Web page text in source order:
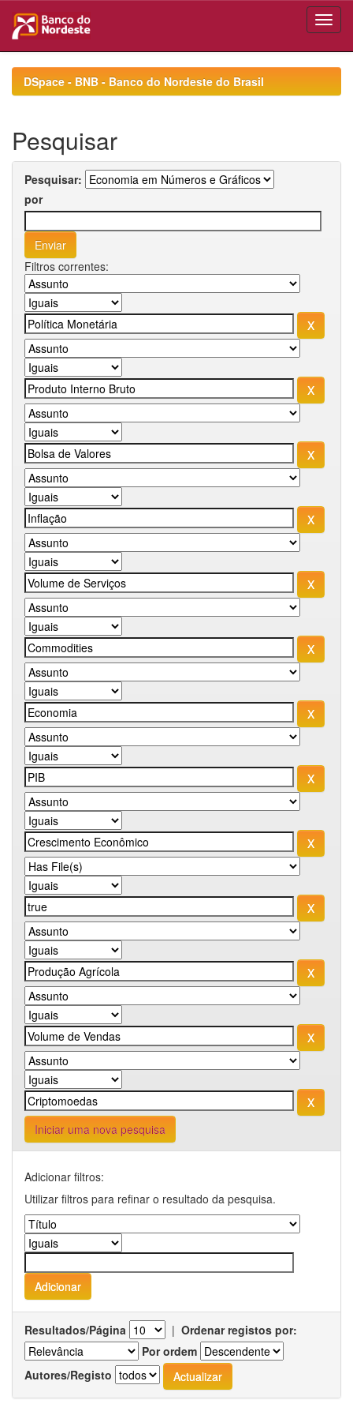
navigationDSpace - BNB - Banco do Nordeste do Brasil
Pesquisar
Pesquisar:
por
Filtros correntes:
Iniciar uma nova pesquisa
Adicionar filtros:
Utilizar filtros para refinar o resultado da pesquisa.
Resultados/Página | Ordenar registos por:
Por ordem
Autores/Registo